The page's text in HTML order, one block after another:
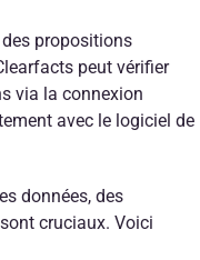
propositions
peut vérifier
via la connexion
avec le logiciel de
données, des
cruciaux. Voici